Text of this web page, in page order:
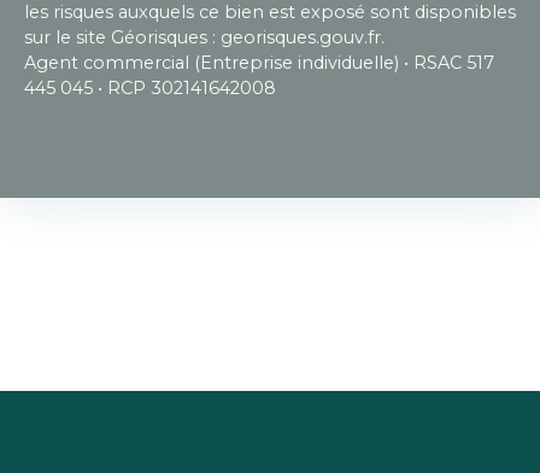
les risques auxquels ce bien est exposé sont disponibles
sur le site Géorisques : georisques.gouv.fr.
Agent commercial (Entreprise individuelle) • RSAC 517
445 045 • RCP 302141642008